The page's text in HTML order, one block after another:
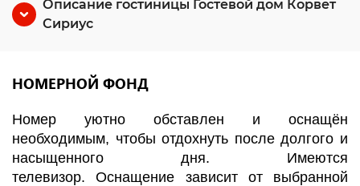
Описание гостиницы Гостевой дом Корвет
Сириус
НОМЕРНОЙ ФОНД
Номер уютно обставлен и оснащён
необходимым, чтобы отдохнуть после долгого и
насыщенного дня. Имеются
телевизор. Оснащение зависит от выбранной